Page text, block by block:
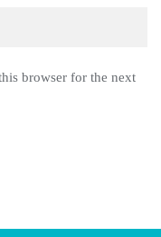
browser for the next